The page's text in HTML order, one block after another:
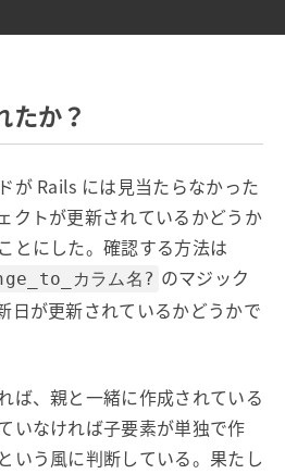
たか？
が Rails には見当たらなかった
クトが更新されているかどうか
とにした。確認する方法は
カラム名? のマジック
日が更新されているかどうかで
ば、親と一緒に作成されている
いなければ子要素が単独で作
いう風に判断している。果たし